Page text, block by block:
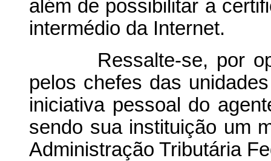
além de possibilitar a
intermédio da Internet.
Ressalte-se, por
pelos chefes das
iniciativa pessoal do
sendo sua instituição um
Administração Tributária